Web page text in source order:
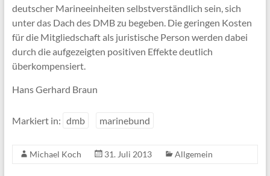
deutscher Marineeinheiten selbstverständlich sein, sich
unter das Dach des DMB zu begeben. Die geringen Kosten
für die Mitgliedschaft als juristische Person werden dabei
durch die aufgezeigten positiven Effekte deutlich
überkompensiert.
Hans Gerhard Braun
Markiert in: dmb marinebund
Michael Koch 31. Juli 2013 Allgemein